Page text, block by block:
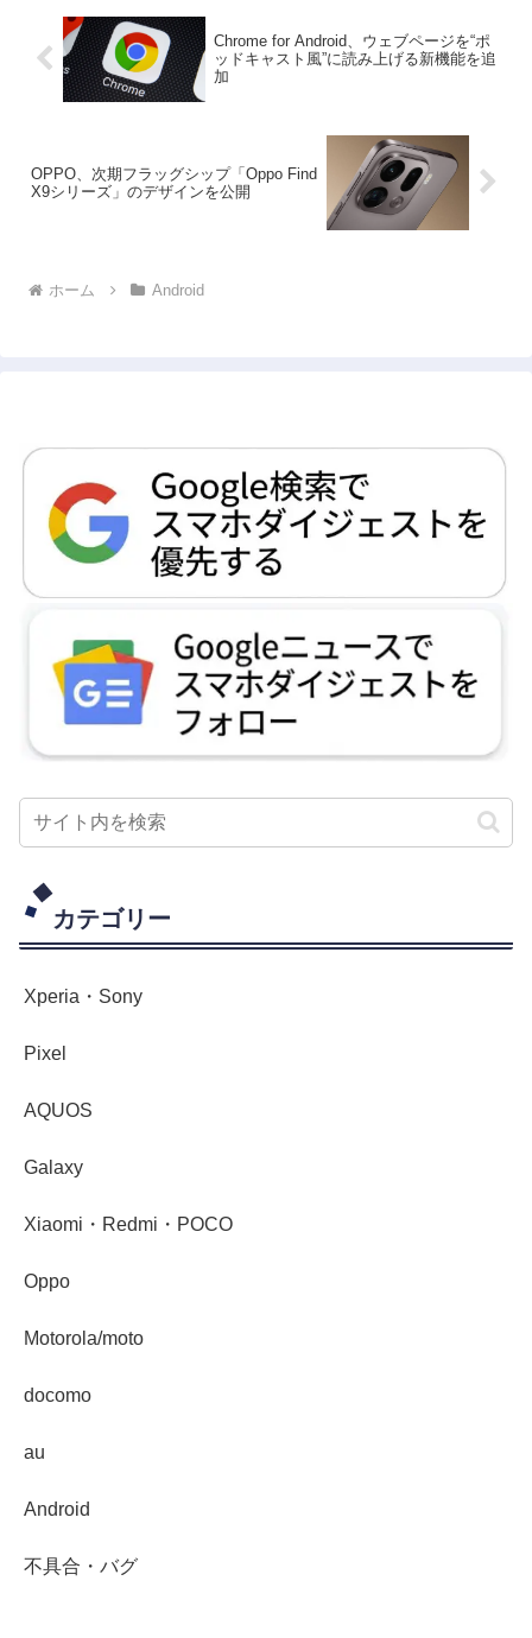
Chrome for Android、ウェブページを“ポ
ッドキャスト風”に読み上げる新機能を追
加
OPPO、次期フラッグシップ「Oppo Find
X9シリーズ」のデザインを公開
ホーム Android
カテゴリー
Xperia・Sony
Pixel
AQUOS
Galaxy
Xiaomi・Redmi・POCO
Oppo
Motorola/moto
docomo
au
Android
不具合・バグ